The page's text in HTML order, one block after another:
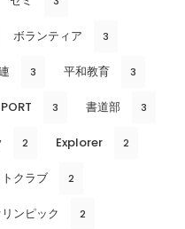
ボランティア 3
3 平和教育 3
3 書道部 3
2 Explorer 2
クラブ 2
ンピック 2